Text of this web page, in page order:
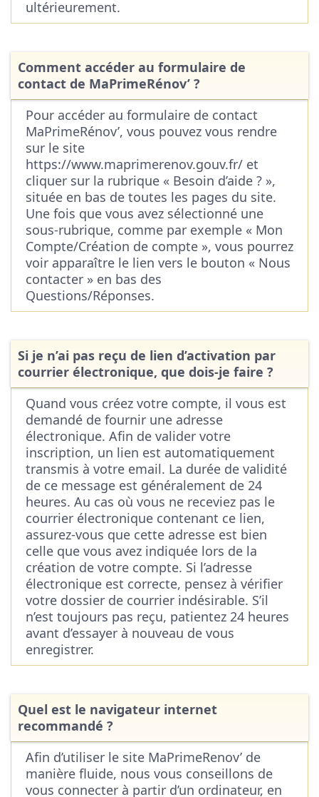
ultérieurement.
Comment accéder au formulaire de
contact de MaPrimeRénov’ ?
Pour accéder au formulaire de contact
MaPrimeRénov’, vous pouvez vous rendre
sur le site
https://www.maprimerenov.gouv.fr/ et
cliquer sur la rubrique « Besoin d’aide ? »,
située en bas de toutes les pages du site.
Une fois que vous avez sélectionné une
sous-rubrique, comme par exemple « Mon
Compte/Création de compte », vous pourrez
voir apparaître le lien vers le bouton « Nous
contacter » en bas des
Questions/Réponses.
Si je n’ai pas reçu de lien d’activation par
courrier électronique, que dois-je faire ?
Quand vous créez votre compte, il vous est
demandé de fournir une adresse
électronique. Afin de valider votre
inscription, un lien est automatiquement
transmis à votre email. La durée de validité
de ce message est généralement de 24
heures. Au cas où vous ne receviez pas le
courrier électronique contenant ce lien,
assurez-vous que cette adresse est bien
celle que vous avez indiquée lors de la
création de votre compte. Si l’adresse
électronique est correcte, pensez à vérifier
votre dossier de courrier indésirable. S’il
n’est toujours pas reçu, patientez 24 heures
avant d’essayer à nouveau de vous
enregistrer.
Quel est le navigateur internet
recommandé ?
Afin d’utiliser le site MaPrimeRenov’ de
manière fluide, nous vous conseillons de
vous connecter à partir d’un ordinateur, en